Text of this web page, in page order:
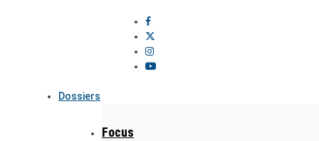
Dossiers
Focus